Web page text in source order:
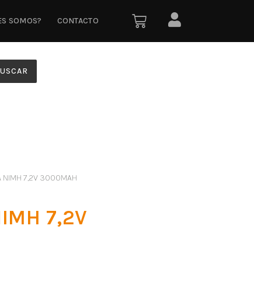
SOMOS? CONTACTO
NIMH 7,2V 3000MAH
7,2V